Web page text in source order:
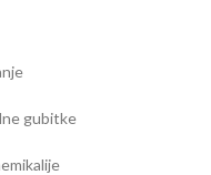
gubitke